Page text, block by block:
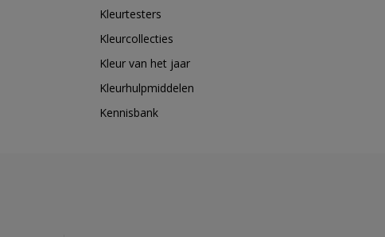
Kleurtesters
Kleurcollecties
Kleur van het jaar
Kleurhulpmiddelen
Kennisbank